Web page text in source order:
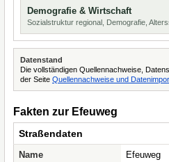
Demografie & Wirtschaft
Sozialstruktur regional, Demografie,
Datenstand
Die vollständigen Quellennachweise,
der Seite Quellennachweise und
Fakten zur Efeuweg
Straßendaten
Name
Efeuweg